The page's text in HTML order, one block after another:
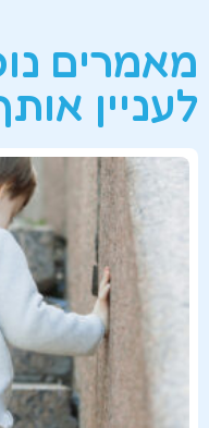
מאמרים
לעניין